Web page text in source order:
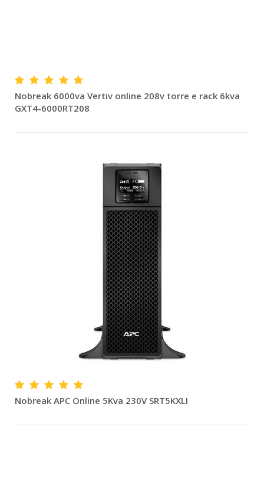
Nobreak 6000va Vertiv online 208v torre e rack 6kva
GXT4-6000RT208
Nobreak APC Online 5Kva 230V SRT5KXLI